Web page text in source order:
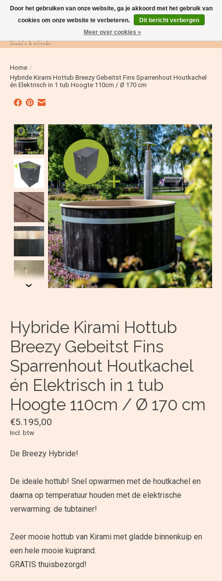
Verlanglijst
Home /
Hybride Kirami Hottub Breezy Gebeitst Fins Sparrenhout Houtkachel
én Elektrisch in 1 tub Hoogte 110cm / Ø 170 cm
Product image slideshow Items
Hybride Kirami Hottub
Breezy Gebeitst Fins
Sparrenhout Houtkachel
én Elektrisch in 1 tub
Hoogte 110cm / Ø 170 cm
€5.195,00
Incl. btw
De Breezy Hybride!
De ideale hottub! Snel opwarmen met de houtkachel en
daarna op temperatuur houden met de elektrische
verwarming: de tubtainer!
Zeer mooie hottub van Kirami met gladde binnenkuip en
een hele mooie kuiprand.
GRATIS thuisbezorgd!
Door het gebruiken van onze website, ga je akkoord met het gebruik van
cookies om onze website te verbeteren.
Dit bericht verbergen
Meer over cookies »